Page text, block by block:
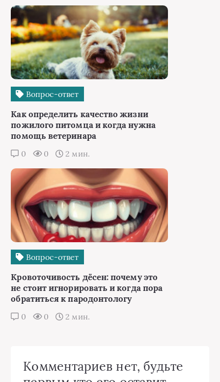
Вопрос-ответ
Как определить качество жизни
пожилого питомца и когда нужна
помощь ветеринара
0 0 2 мин.
Вопрос-ответ
Кровоточивость дёсен: почему это
не стоит игнорировать и когда пора
обратиться к пародонтологу
0 0 2 мин.
Комментариев нет, будьте